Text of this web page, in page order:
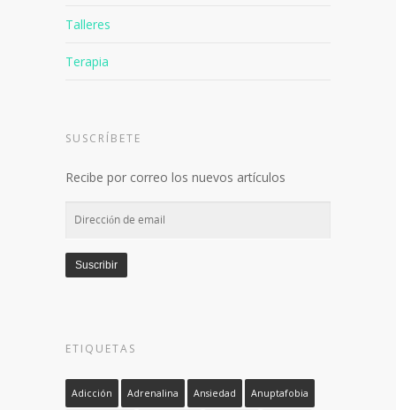
Talleres
Terapia
SUSCRÍBETE
Recibe por correo los nuevos artículos
Dirección
email
Suscribir
ETIQUETAS
Adicción Adrenalina Ansiedad Anuptafobia